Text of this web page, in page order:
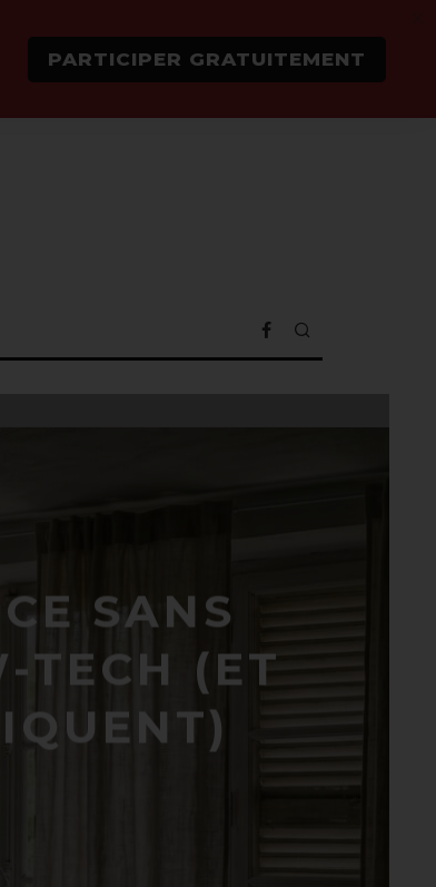
SANS
TECH (ET
PARTICIPER GRATUITEMENT